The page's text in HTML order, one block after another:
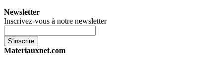
Newsletter
Inscrivez-vous à notre newsletter
S'inscrire
Materiauxnet.com